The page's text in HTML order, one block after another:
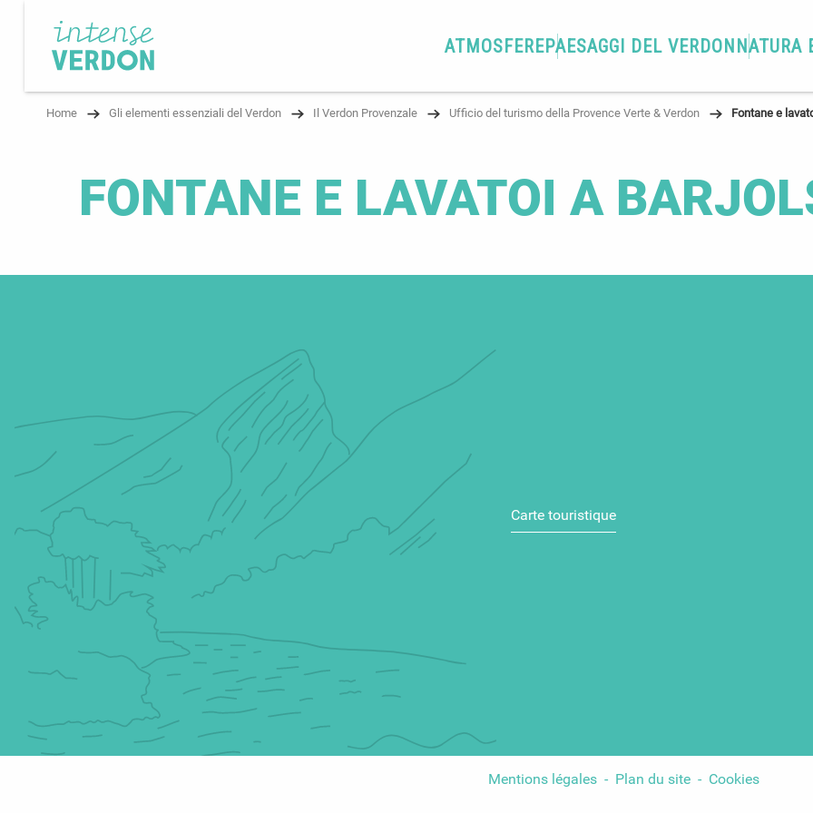
contenu
principal
ATMOSFEREPAESAGGI DEL VERDONNATURA
Home Gli elementi essenziali del Verdon Il Verdon Provenzale Ufficio del turismo della Provence Verte & Verdon Fontane e
FONTANE E LAVATOI A
Carte touristique
Mentions légales Plan du site Cookies